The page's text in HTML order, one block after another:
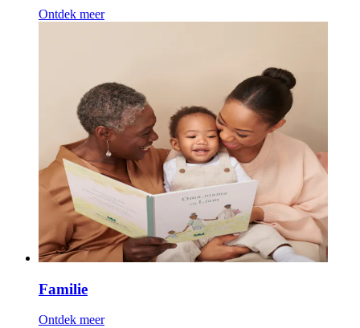
Ontdek meer
Familie
Ontdek meer